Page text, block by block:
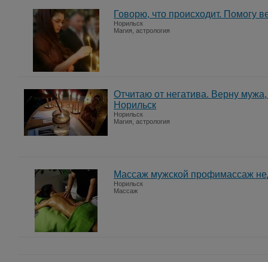
Говорю, что происходит. Помогу
Норильск
Магия, астрология
Отчитаю от негатива. Верну
Норильск
Норильск
Магия, астрология
Массаж мужской профимассаж
Норильск
Массаж